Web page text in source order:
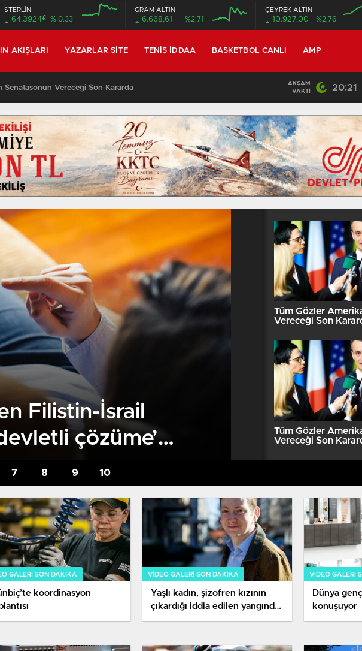
STERLİN
64,3924£ % 0.33
GRAM ALTIN
6.668,61 %2,71
ÇEYREK ALTIN
10.927,00 %2,76
AKIŞLARI YAZARLAR SITE TENIS İDDAA BASKETBOL CANLI AMP
Senatasonun Vereceği Son Kararda 01:28 / Tüm
AKŞAM
VAKTI
20:21
Filistin-İsrail
çözüme’
ABD
destek
Tüm Gözler
Vereceği Son
Tüm Gözler
Vereceği Son
GALERI SON DAKİKA
koordinasyon
VIDEO GALERI SON DAKİKA
Yaşlı kadın, şizofren kızının
çıkardığı iddia edilen yangında
öldü
VIDEO GALERI
Dünya
konuşuyor